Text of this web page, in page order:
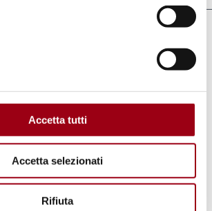
Accetta tutti
Accetta selezionati
Rifiuta
stampa dell'inchiesta sui
in Eritrea
della Commissione d'inchiesta
umani in Eritrea
stampa dell'inchiesta sui
in Eritrea